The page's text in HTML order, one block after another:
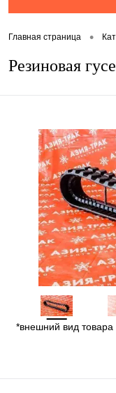
Главная страница •
Резиновая
*внешний вид товара